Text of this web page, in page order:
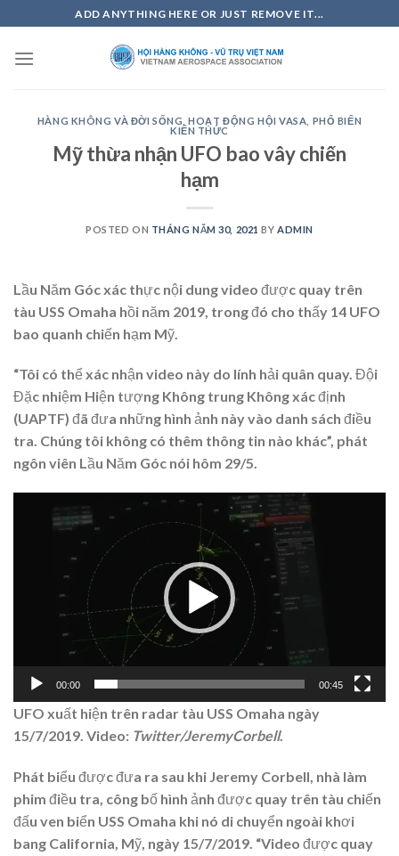
to
content
ADD ANYTHING HERE OR JUST REMOVE IT...
HÀNG KHÔNG VÀ ĐỜI SỐNG ,HOẠT ĐỘNG HỘI VASA PHỔ BIẾN
KIẾN THỨC
Mỹ thừa nhận UFO bao vây chiến
hạm
POSTED ON THÁNG NĂM 30, 2021 BY ADMIN
Lầu Năm Góc xác thực nội dung video được quay trên
tàu USS Omaha hồi năm 2019, trong đó cho thấy 14 UFO
bao quanh chiến hạm Mỹ.
“Tôi có thể xác nhận video này do lính hải quân quay. Đội
Đặc nhiệm Hiện tượng Không trung Không xác định
(UAPTF) đã đưa những hình ảnh này vào danh sách điều
tra. Chúng tôi không có thêm thông tin nào khác”, phát
ngôn viên Lầu Năm Góc nói hôm 29/5.
00:00 00:45
UFO xuất hiện trên radar tàu USS Omaha ngày
15/7/2019. Video: Twitter/JeremyCorbell.
Phát biểu được đưa ra sau khi Jeremy Corbell, nhà làm
phim điều tra, công bố hình ảnh được quay trên tàu chiến
đấu ven biển USS Omaha khi nó di chuyển ngoài khơi
bang California, Mỹ, ngày 15/7/2019. “Video được quay